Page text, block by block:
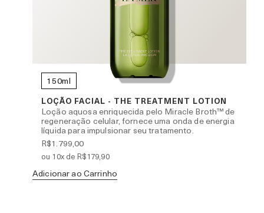
150ml
LOÇÃO FACIAL - THE TREATMENT LOTION
Loção aquosa enriquecida pelo Miracle Broth™ de
regeneração celular, fornece uma onda de energia
líquida para impulsionar seu tratamento.
R$1.799,00
ou 10x de R$179,90
Adicionar ao Carrinho